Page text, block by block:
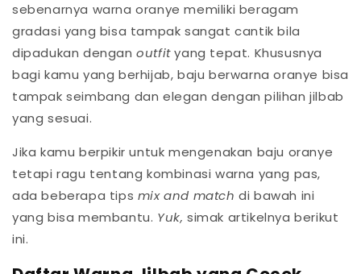
sebenarnya warna oranye memiliki beragam
gradasi yang bisa tampak sangat cantik bila
dipadukan dengan outfityang tepat. Khususnya
bagi kamu yang berhijab, baju berwarna oranye bisa
tampak seimbang dan elegan dengan pilihan jilbab
yang sesuai.
Jika kamu berpikir untuk mengenakan baju oranye
tetapi ragu tentang kombinasi warna yang pas,
ada beberapa tips mix and matchdi bawah ini
yang bisa membantu. Yuk,simak artikelnya berikut
ini.